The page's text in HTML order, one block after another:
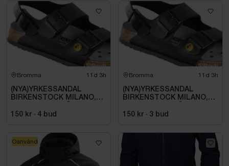
Bromma 11d 3h
(NYA)YRKESSANDAL
BIRKENSTOCK MILANO,
SVART. STL 42
150 kr · 4 bud
Bromma 11d 3h
(NYA)YRKESSANDAL
BIRKENSTOCK MILANO,
SVART. STL 42
150 kr · 3 bud
Oanvänd